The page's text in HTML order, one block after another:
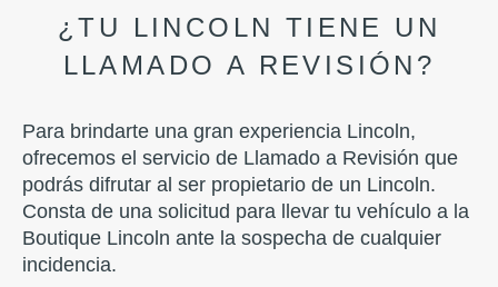
¿TU LINCOLN TIENE UN
LLAMADO A REVISIÓN?
Para brindarte una gran experiencia Lincoln,
ofrecemos el servicio de Llamado a Revisión que
podrás difrutar al ser propietario de un Lincoln.
Consta de una solicitud para llevar tu vehículo a la
Boutique Lincoln ante la sospecha de cualquier
incidencia.